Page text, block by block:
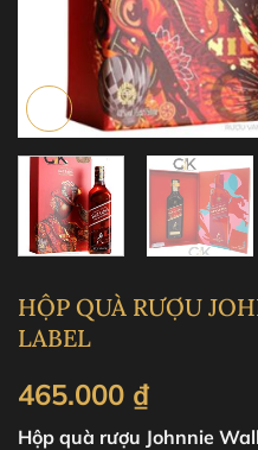
HỘP QUÀ RƯỢU
LABEL
465.000 ₫
Hộp quà rượu Johnnie